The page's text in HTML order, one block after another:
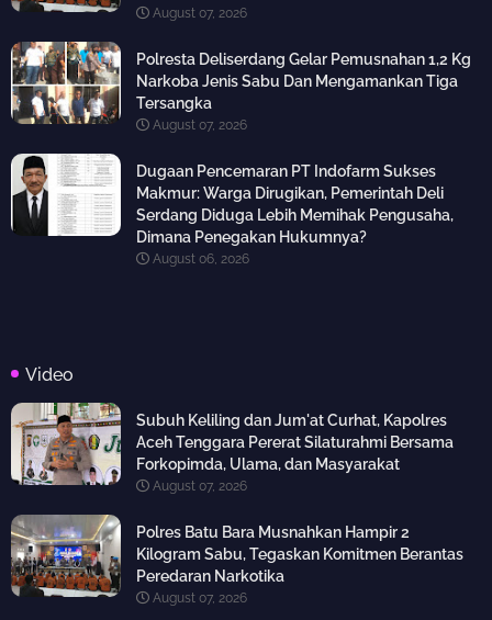
August 07, 2026
Polresta Deliserdang Gelar Pemusnahan 1,2 Kg
Narkoba Jenis Sabu Dan Mengamankan Tiga
Tersangka
August 07, 2026
Dugaan Pencemaran PT Indofarm Sukses
Makmur: Warga Dirugikan, Pemerintah Deli
Serdang Diduga Lebih Memihak Pengusaha,
Dimana Penegakan Hukumnya?
August 06, 2026
Video
Subuh Keliling dan Jum'at Curhat, Kapolres
Aceh Tenggara Pererat Silaturahmi Bersama
Forkopimda, Ulama, dan Masyarakat
August 07, 2026
Polres Batu Bara Musnahkan Hampir 2
Kilogram Sabu, Tegaskan Komitmen Berantas
Peredaran Narkotika
August 07, 2026